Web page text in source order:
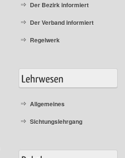
Der Bezirk informiert
Der Verband informiert
Regelwerk
Allgemeines
Sichtungslehrgang